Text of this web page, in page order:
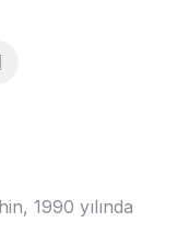
1990 yılında